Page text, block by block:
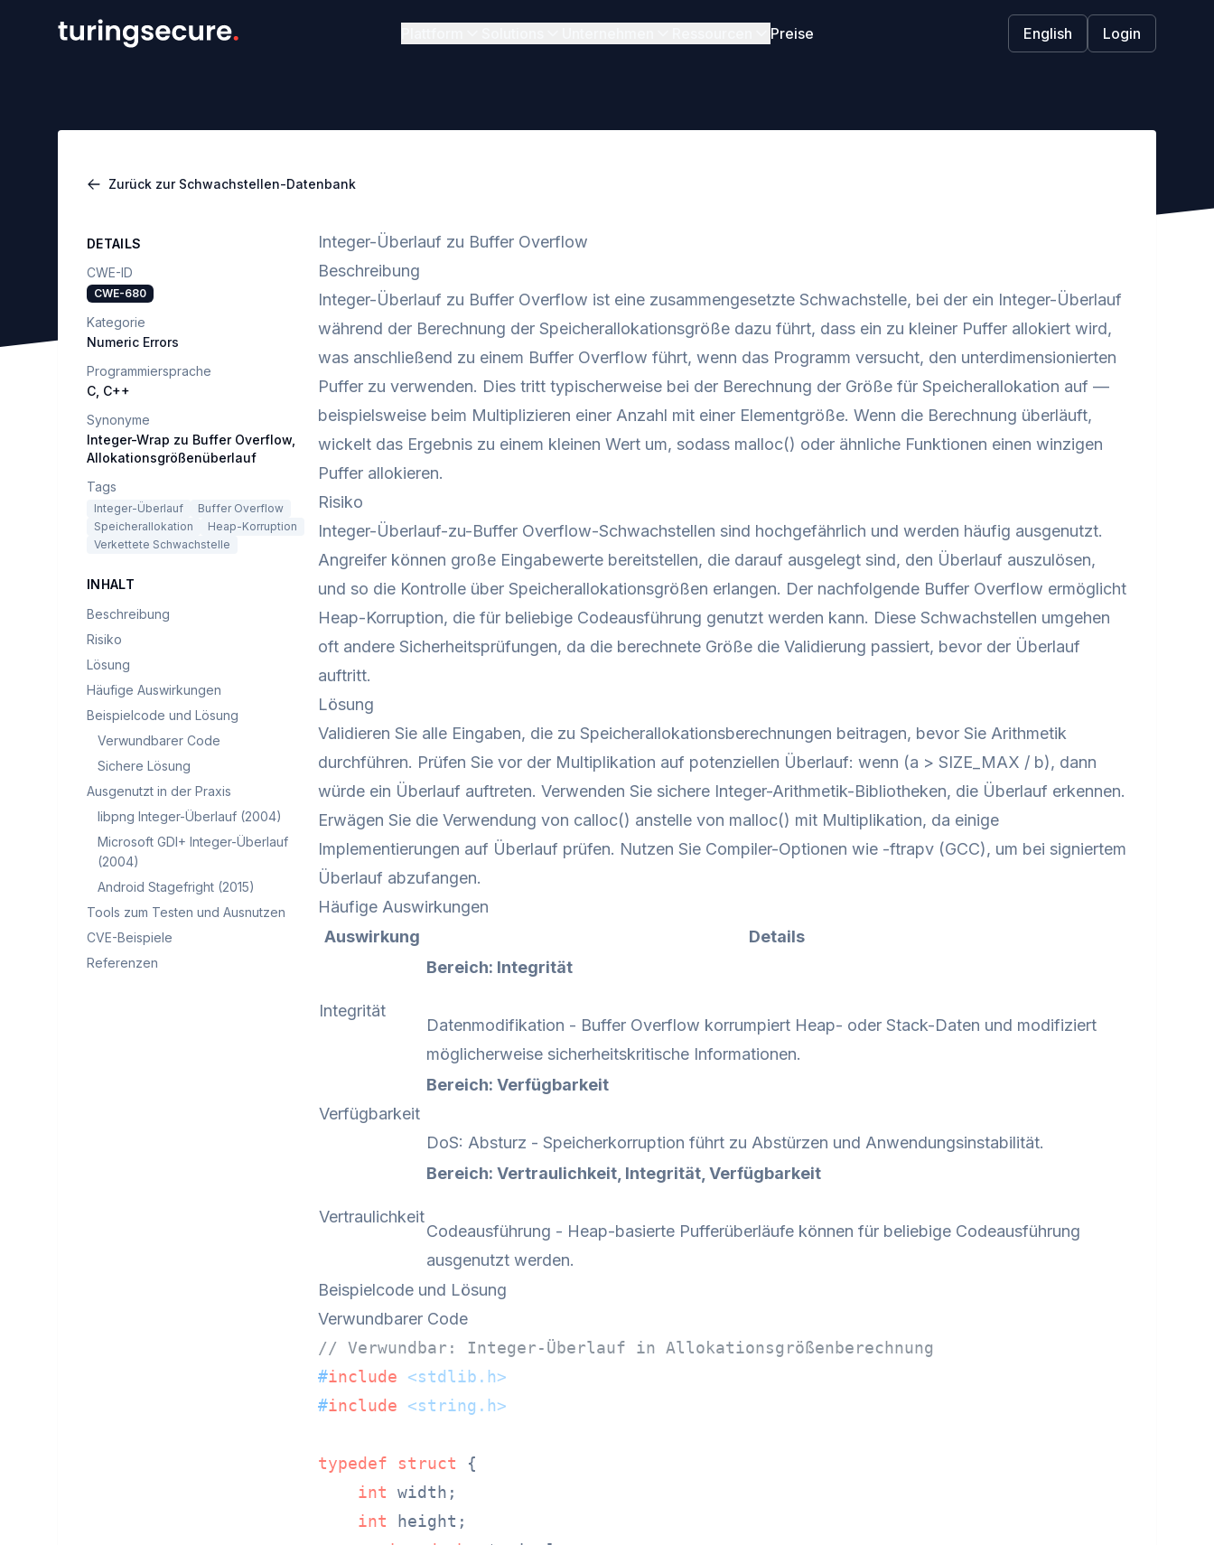
Preise English Login
Zurück zur Schwachstellen-Datenbank
DETAILS
CWE-ID
CWE-680
Kategorie
Numeric Errors
Programmiersprache
C, C++
Synonyme
Integer-Wrap zu Buffer Overflow,
Allokationsgrößenüberlauf
Tags
Integer-Überlauf
Buffer Overflow
Speicherallokation
Heap-Korruption
Verkettete Schwachstelle
INHALT
Beschreibung
Risiko
Lösung
Häufige Auswirkungen
Beispielcode und Lösung
Verwundbarer Code
Sichere Lösung
Ausgenutzt in der Praxis
libpng Integer-Überlauf (2004)
Microsoft GDI+ Integer-Überlauf
(2004)
Android Stagefright (2015)
Tools zum Testen und Ausnutzen
CVE-Beispiele
Referenzen
Integer-Überlauf zu Buffer Overflow
Beschreibung
Integer-Überlauf zu Buffer Overflow ist eine zusammengesetzte Schwachstelle, bei der ein Integer-Überlauf
während der Berechnung der Speicherallokationsgröße dazu führt, dass ein zu kleiner Puffer allokiert wird,
was anschließend zu einem Buffer Overflow führt, wenn das Programm versucht, den unterdimensionierten
Puffer zu verwenden. Dies tritt typischerweise bei der Berechnung der Größe für Speicherallokation auf —
beispielsweise beim Multiplizieren einer Anzahl mit einer Elementgröße. Wenn die Berechnung überläuft,
wickelt das Ergebnis zu einem kleinen Wert um, sodass malloc() oder ähnliche Funktionen einen winzigen
Puffer allokieren.
Risiko
Integer-Überlauf-zu-Buffer Overflow-Schwachstellen sind hochgefährlich und werden häufig ausgenutzt.
Angreifer können große Eingabewerte bereitstellen, die darauf ausgelegt sind, den Überlauf auszulösen,
und so die Kontrolle über Speicherallokationsgrößen erlangen. Der nachfolgende Buffer Overflow ermöglicht
Heap-Korruption, die für beliebige Codeausführung genutzt werden kann. Diese Schwachstellen umgehen
oft andere Sicherheitsprüfungen, da die berechnete Größe die Validierung passiert, bevor der Überlauf
auftritt.
Lösung
Validieren Sie alle Eingaben, die zu Speicherallokationsberechnungen beitragen, bevor Sie Arithmetik
durchführen. Prüfen Sie vor der Multiplikation auf potenziellen Überlauf: wenn (a > SIZE_MAX / b), dann
würde ein Überlauf auftreten. Verwenden Sie sichere Integer-Arithmetik-Bibliotheken, die Überlauf erkennen.
Erwägen Sie die Verwendung von calloc() anstelle von malloc() mit Multiplikation, da einige
Implementierungen auf Überlauf prüfen. Nutzen Sie Compiler-Optionen wie -ftrapv (GCC), um bei signiertem
Überlauf abzufangen.
Häufige Auswirkungen
Auswirkung
Details
Integrität
Bereich: Integrität
Datenmodifikation - Buffer Overflow korrumpiert Heap- oder Stack-Daten und modifiziert
möglicherweise sicherheitskritische Informationen.
Verfügbarkeit
Bereich: Verfügbarkeit
DoS: Absturz - Speicherkorruption führt zu Abstürzen und Anwendungsinstabilität.
Vertraulichkeit
Bereich: Vertraulichkeit, Integrität, Verfügbarkeit
Codeausführung - Heap-basierte Pufferüberläufe können für beliebige Codeausführung
ausgenutzt werden.
Beispielcode und Lösung
Verwundbarer Code
// Verwundbar: Integer-Überlauf in Allokationsgrößenberechnung
#include
<stdlib.h>
#include <string.h>
typedef struct {
int width;
int height;